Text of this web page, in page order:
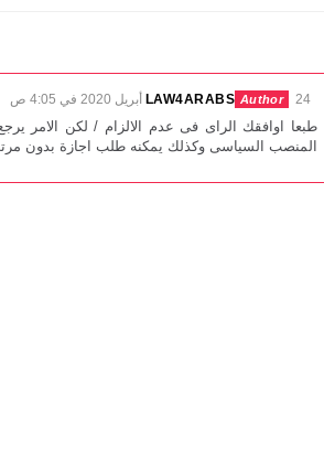
LAW4ARABS 24 أبريل 2020 في 4:05 ص
طبعا اوافقك الراى فى عدم الالزام / لكن
المنصب السياسى وكذلك يمكنه طلب اجازة بدون